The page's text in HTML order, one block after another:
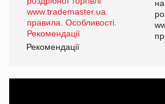
Рекомендації